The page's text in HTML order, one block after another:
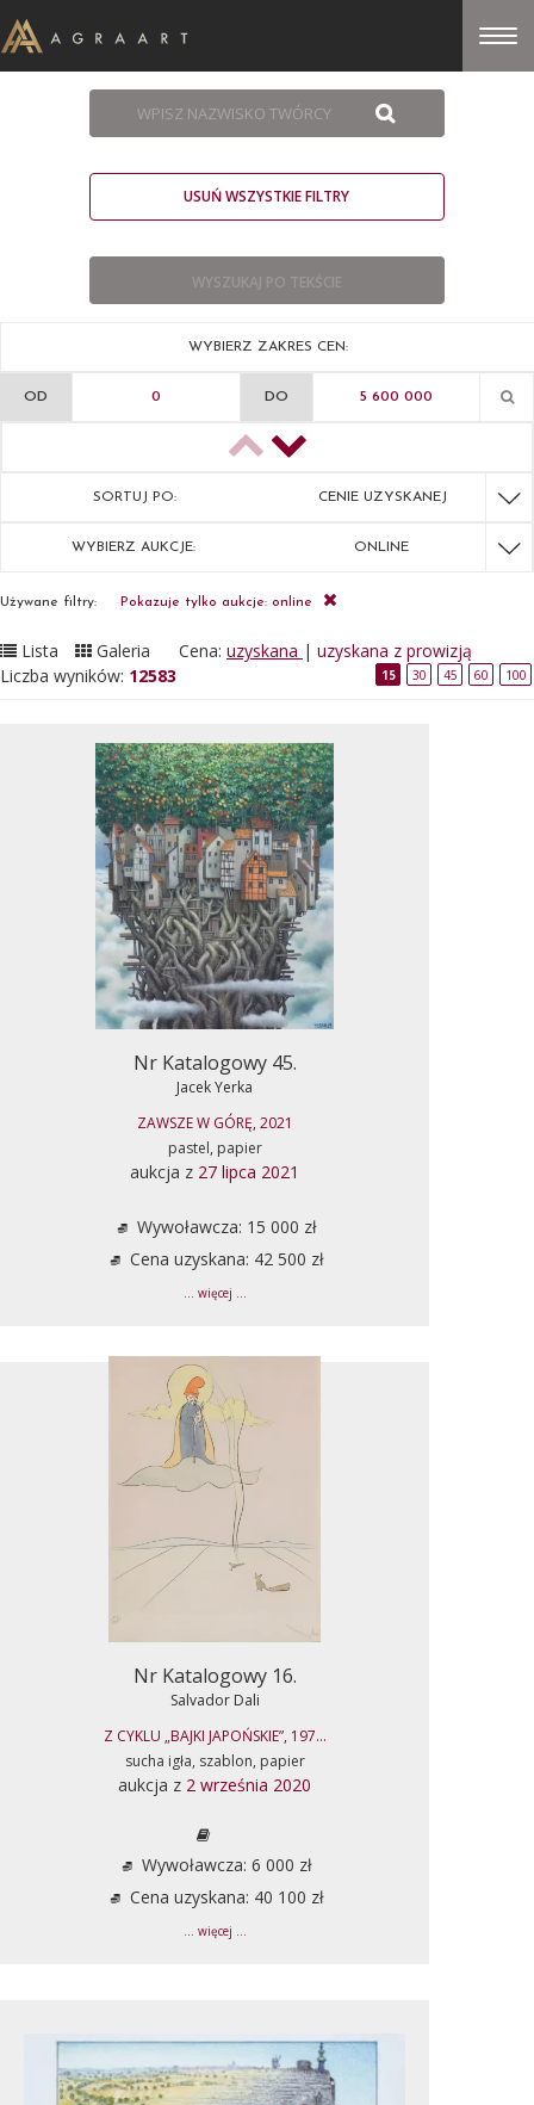
USUŃ WSZYSTKIE FILTRY
WYBIERZ ZAKRES CEN:
OD DO
SORTUJ PO: CENIE UZYSKANEJ
WYBIERZ AUKCJE: ONLINE
Używane filtry: Pokazuje tylko aukcje: online
Lista Galeria Cena: uzyskana | uzyskana z prowizją
Liczba wyników: 12583 15 30 45 60 100
Nr Katalogowy 45.
Jacek Yerka
ZAWSZE W GÓRĘ, 2021
pastel, papier
aukcja z 27 lipca 2021
Wywoławcza: 15 000 zł
Cena uzyskana: 42 500 zł
... więcej ...
Nr Katalogowy 16.
Salvador Dali
Z CYKLU „BAJKI JAPOŃSKIE”, 197...
sucha igła, szablon, papier
aukcja z 2 września 2020
Wywoławcza: 6 000 zł
Cena uzyskana: 40 100 zł
... więcej ...